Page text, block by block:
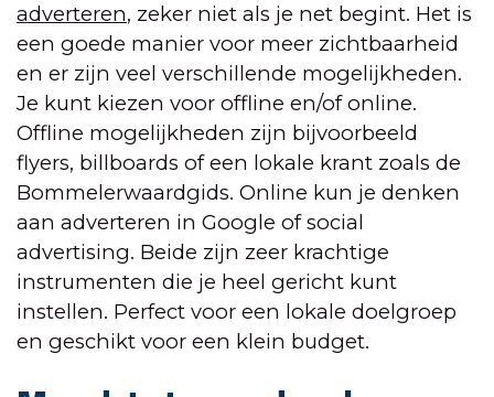
adverteren, zeker niet als je net begint. Het is
een goede manier voor meer zichtbaarheid
en er zijn veel verschillende mogelijkheden.
Je kunt kiezen voor offline en/of online.
Offline mogelijkheden zijn bijvoorbeeld
flyers, billboards of een lokale krant zoals de
Bommelerwaardgids. Online kun je denken
aan adverteren in Google of social
advertising. Beide zijn zeer krachtige
instrumenten die je heel gericht kunt
instellen. Perfect voor een lokale doelgroep
en geschikt voor een klein budget.